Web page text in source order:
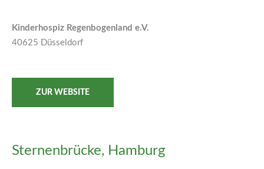
Kinderhospiz Regenbogenland e.V.
40625 Düsseldorf
ZUR WEBSITE
Sternenbrücke, Hamburg